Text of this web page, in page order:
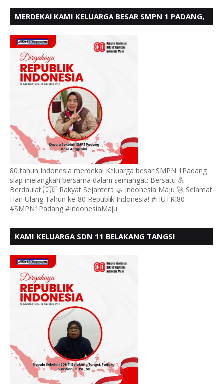
MERDEKA! KAMI KELUARGA BESAR SMPN 1 PADANG,
80 tahun Indonesia merdeka! Keluarga besar SMPN 1Padang
siap melangkah bersama dalam semangat: Bersatu 💪
Berdaulat 🇮🇩 Rakyat Sejahtera 🤝 Indonesia Maju 🚀 Selamat
Hari Ulang Tahun ke-80 Republik Indonesia! #HUTRI80
#SMPN1Padang #IndonesiaMaju
KAMI KELUARGA SDN 11 BELAKANG TANGSI